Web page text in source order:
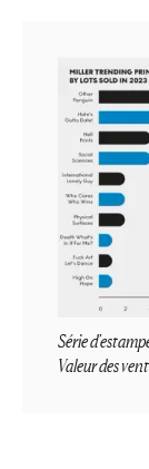
Série
Valeur des